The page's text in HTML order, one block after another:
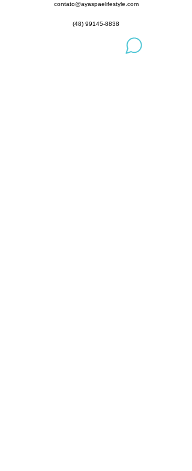
contato@ayaspaelifestyle.com
(48) 99145-8838